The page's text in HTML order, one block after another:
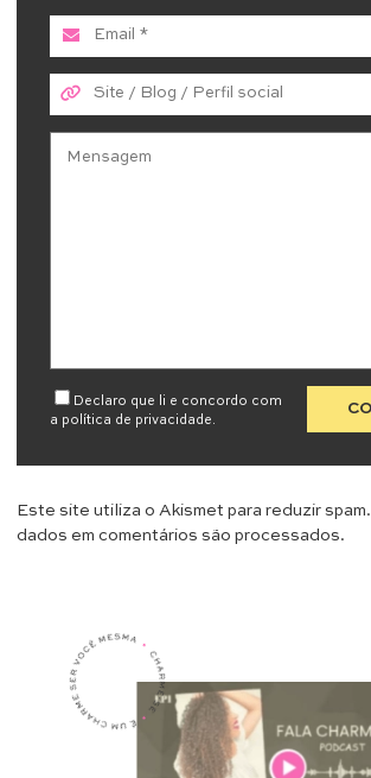
Declaro que li e concordo com
a política de privacidade.
Este site utiliza o Akismet para reduzir spam.
dados em comentários são processados.